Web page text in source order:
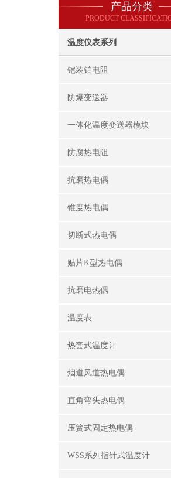
产品分类
PRODUCT
温度仪表系列
铠装铂电阻
防爆变送器
一体化温度变送器模块
防腐热电阻
抗磨热电偶
锥度热电偶
切断式热电偶
贴片K型热电偶
抗磨电热偶
温度表
热套式温度计
烟道风道热电偶
直角弯头热电偶
压簧式固定热电偶
WSS系列指针式温度计